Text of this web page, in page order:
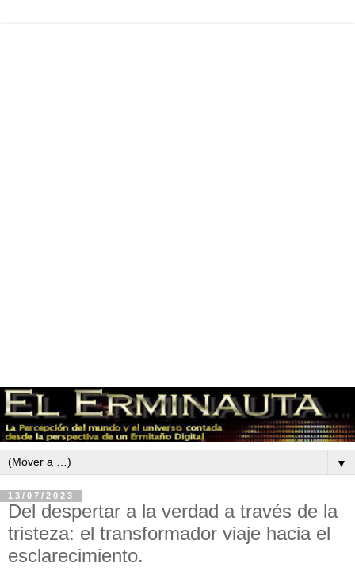
▼
13/07/2023
Del despertar a la verdad a través de la
tristeza: el transformador viaje hacia el
esclarecimiento.